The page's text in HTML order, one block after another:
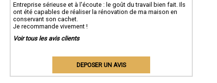
Entreprise sérieuse et à l'écoute : le goût du travail bien fait. Ils
ont été capables de réaliser la rénovation de ma maison en
conservant son cachet.
Je recommande vivement !
Voir tous les avis clients
DEPOSER UN AVIS